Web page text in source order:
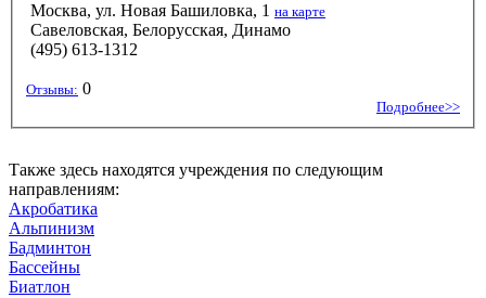
Москва, ул. Новая Башиловка, 1 на карте
Савеловская, Белорусская, Динамо
(495) 613-1312
Отзывы: 0
Подробнее>>
Также здесь находятся учреждения по следующим
направлениям:
Акробатика
Альпинизм
Бадминтон
Бассейны
Биатлон